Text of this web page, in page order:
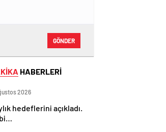
GÖNDER
HABERLERİ
2026
hedeflerini açıkladı.